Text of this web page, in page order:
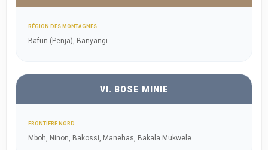
RÉGION DES MONTAGNES
Bafun (Penja), Banyangi.
VI. BOSE MINIE
FRONTIÈRE NORD
Mboh, Ninon, Bakossi, Manehas, Bakala Mukwele.